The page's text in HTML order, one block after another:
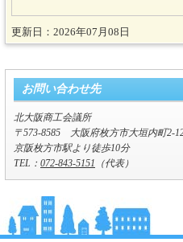
更新日：2026年07月08日
お問い合わせ先
北大阪商工会議所
〒573-8585 大阪府枚方市大垣内町2-
京阪枚方市駅より徒歩10分
TEL： 072-843-5151 （代表）